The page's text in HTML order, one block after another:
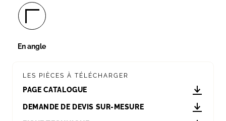
En angle
LES PIÈCES À TÉLÉCHARGER
PAGE CATALOGUE
DEMANDE DE DEVIS SUR-MESURE